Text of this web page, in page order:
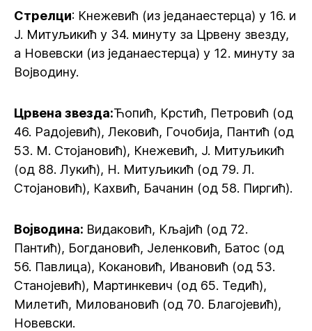
Стрелци: Кнежевић (из једанаестерца) у 16. и
Ј. Митуљикић у 34. минуту за Црвену звезду,
а Новевски (из једанаестерца) у 12. минуту за
Војводину.
Црвена звезда:Ћопић, Крстић, Петровић (од
46. Радојевић), Лековић, Гочобија, Пантић (од
53. М. Стојановић), Кнежевић, Ј. Митуљикић
(од 88. Лукић), Н. Митуљикић (од 79. Л.
Стојановић), Кахвић, Бачанин (од 58. Пиргић).
Војводина: Видаковић, Кљајић (од 72.
Пантић), Богдановић, Јеленковић, Батос (од
56. Павлица), Кокановић, Ивановић (од 53.
Станојевић), Мартинкевич (од 65. Тедић),
Милетић, Миловановић (од 70. Благојевић),
Новевски.